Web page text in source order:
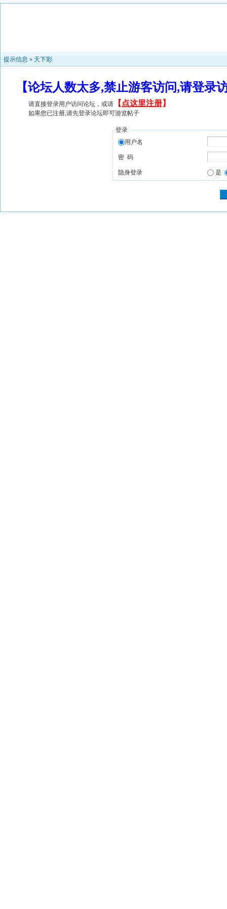
提示信息 » 天下彩
【论坛人数太多,禁止游客访问,请登
请直接登录用户访问论坛，或请 【 点这里注册】
如果您已注册,请先登录论坛即可游览帖子
登录
用户名
密 码
隐身登录 是